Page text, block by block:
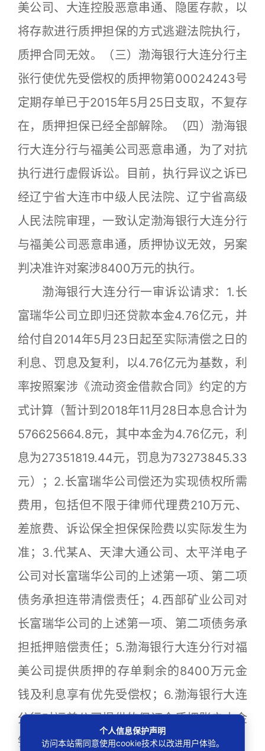
美公司、大连控股恶意串通、隐匿存款，以
将存款进行质押担保的方式逃避法院执行，
质押合同无效。（三）渤海银行大连分行主
张行使优先受偿权的质押物第00024243号
定期存单已于2015年5月25日支取，不复存
在，质押担保已经全部解除。（四）渤海银
行大连分行与福美公司恶意串通，为了对抗
执行进行虚假诉讼。目前，执行异议之诉已
经辽宁省大连市中级人民法院、辽宁省高级
人民法院审理，一致认定渤海银行大连分行
与福美公司恶意串通，质押协议无效，另案
判决准许对案涉8400万元的执行。
渤海银行大连分行一审诉讼请求：1.长
富瑞华公司立即归还贷款本金4.76亿元，并
给付自2014年5月23日起至实际清偿之日的
利息、罚息及复利，以4.76亿元为基数，利
率按照案涉《流动资金借款合同》约定的方
式计算（暂计到2018年11月28日本息合计为
576625664.8元，其中本金为4.76亿元，利
息为27351819.44元，罚息为73273845.33
元）；2.长富瑞华公司偿还为实现债权所需
费用，包括但不限于律师代理费210万元、
差旅费、诉讼保全担保保险费以实际发生为
准；3.代某A、天津大通公司、太平洋电子
公司对长富瑞华公司的上述第一项、第二项
债务承担连带清偿责任；4.西部矿业公司对
长富瑞华公司的上述第一项、第二项债务承
担抵押赔偿责任；5.渤海银行大连分行对福
美公司提供质押的存单剩余的8400万元金
钱及利息享有优先受偿权；6.渤海银行大连
分行对福美公司提供的保证金质押账户内金
钱享有优先受偿权。
个人信息保护声明
访问本站需同意使用cookie技术以改进用户体验。